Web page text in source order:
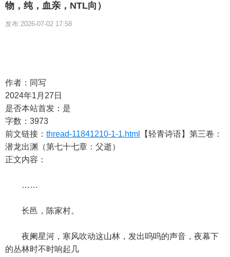
物，纯，血亲，NTL向）
发布:2026-07-02 17:58
作者：同写
2024年1月27日
是否本站首发：是
字数：3973
前文链接： thread-11841210-1-1.html
【轻青诗语】第三卷：
潜龙出渊（第七十七章：父逝）
正文内容：
……
长邑，陈家村。
夜阑星河，寒风吹动这山林，发出呜呜的声音，夜幕下
的丛林时不时响起几